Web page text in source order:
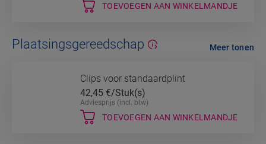
TOEVOEGEN AAN WINKELMANDJE
Plaatsingsgereedschap
Clips voor standaardplint
42,45 €/Stuk(s)
Adviesprijs (incl. btw)
TOEVOEGEN AAN WINKELMANDJE
Meer tonen